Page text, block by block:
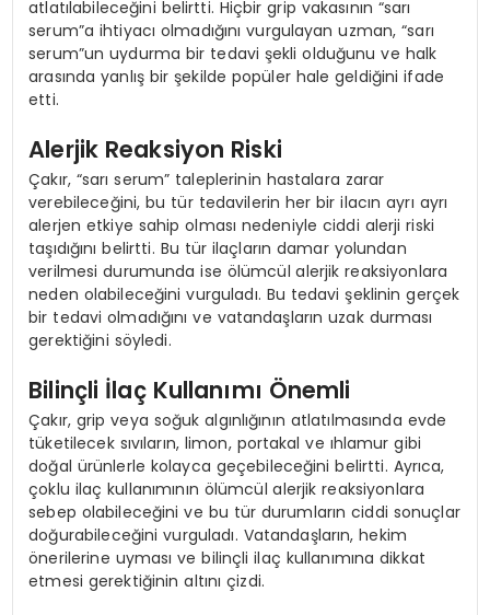
atlatılabileceğini belirtti. Hiçbir grip vakasının “sarı
serum”a ihtiyacı olmadığını vurgulayan uzman, “sarı
serum”un uydurma bir tedavi şekli olduğunu ve halk
arasında yanlış bir şekilde popüler hale geldiğini ifade
etti.
Alerjik Reaksiyon Riski
Çakır, “sarı serum” taleplerinin hastalara zarar
verebileceğini, bu tür tedavilerin her bir ilacın ayrı ayrı
alerjen etkiye sahip olması nedeniyle ciddi alerji riski
taşıdığını belirtti. Bu tür ilaçların damar yolundan
verilmesi durumunda ise ölümcül alerjik reaksiyonlara
neden olabileceğini vurguladı. Bu tedavi şeklinin gerçek
bir tedavi olmadığını ve vatandaşların uzak durması
gerektiğini söyledi.
Bilinçli İlaç Kullanımı Önemli
Çakır, grip veya soğuk algınlığının atlatılmasında evde
tüketilecek sıvıların, limon, portakal ve ıhlamur gibi
doğal ürünlerle kolayca geçebileceğini belirtti. Ayrıca,
çoklu ilaç kullanımının ölümcül alerjik reaksiyonlara
sebep olabileceğini ve bu tür durumların ciddi sonuçlar
doğurabileceğini vurguladı. Vatandaşların, hekim
önerilerine uyması ve bilinçli ilaç kullanımına dikkat
etmesi gerektiğinin altını çizdi.